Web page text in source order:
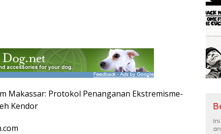
Makassar: Protokol Penanganan Ekstremisme-
Kendor